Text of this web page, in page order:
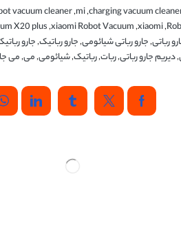
charging vacuum
,
mi
,
vacuum cleaner
,
xiaomi
,
xiaomi Robot Vacuum
,
X20 plus
رباتی,جارو رباتی شیائومی,جارو رباتیک,جارو
,دیریم جارو رباتی,ربات,رباتیک,شیائومی,می,می